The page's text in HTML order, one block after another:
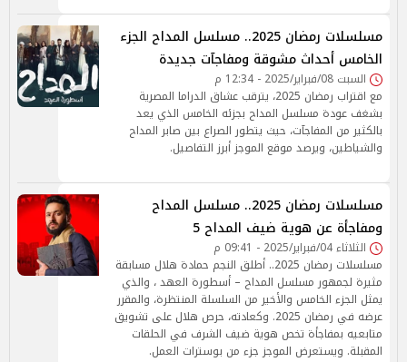
مسلسلات رمضان 2025.. مسلسل المداح الجزء
الخامس أحداث مشوقة ومفاجآت جديدة
السبت 08/فبراير/2025 - 12:34 م
مع اقتراب رمضان 2025، يترقب عشاق الدراما المصرية
بشغف عودة مسلسل المداح بجزئه الخامس الذي يعد
بالكثير من المفاجآت، حيث يتطور الصراع بين صابر المداح
والشياطين، ويرصد موقع الموجز أبرز التفاصيل.
مسلسلات رمضان 2025.. مسلسل المداح
ومفاجأة عن هوية ضيف المداح 5
الثلاثاء 04/فبراير/2025 - 09:41 م
مسلسلات رمضان 2025.. أطلق النجم حمادة هلال مسابقة
مثيرة لجمهور مسلسل المداح – أسطورة العهد ، والذي
يمثل الجزء الخامس والأخير من السلسلة المنتظرة، والمقرر
عرضه في رمضان 2025. وكعادته، حرص هلال على تشويق
متابعيه بمفاجأة تخص هوية ضيف الشرف في الحلقات
المقبلة. ويستعرض الموجز جزء من بوسترات العمل.